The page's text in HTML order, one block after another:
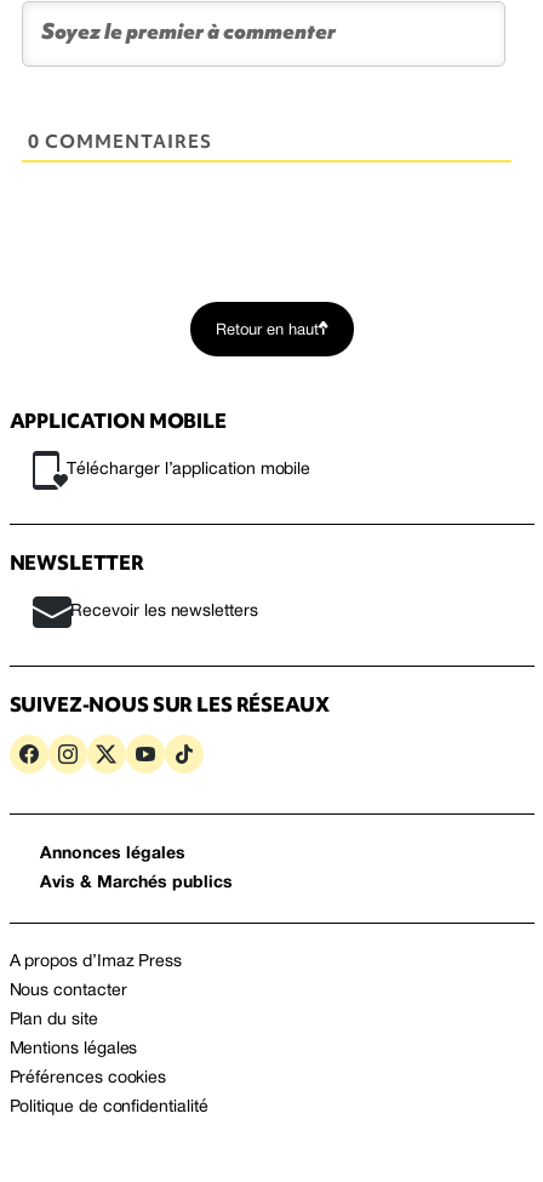
0 COMMENTAIRES
Retour en haut
APPLICATION MOBILE
Télécharger l’application mobile
NEWSLETTER
Recevoir les newsletters
SUIVEZ-NOUS SUR LES RÉSEAUX
Annonces légales
Avis & Marchés publics
A propos d’Imaz Press
Nous contacter
Plan du site
Mentions légales
Préférences cookies
Politique de confidentialité